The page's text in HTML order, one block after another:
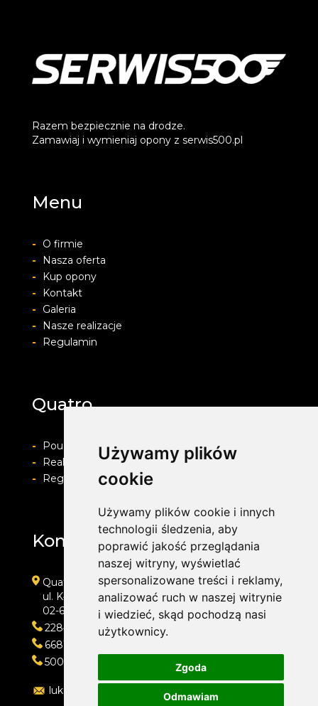
Używamy plików
cookie
Używamy plików cookie i innych
technologii śledzenia, aby
poprawić jakość przeglądania
naszej witryny, wyświetlać
spersonalizowane treści i reklamy,
analizować ruch w naszej witrynie
i wiedzieć, skąd pochodzą nasi
użytkownicy.
Zgoda
Odmawiam
Razem bezpiecznie na drodze.
Zamawiaj i wymieniaj opony z serwis500.pl
Menu
-
O firmie
-
Nasza oferta
-
Kup opony
-
Kontakt
-
Galeria
-
Nasze realizacje
-
Regulamin
Quatro
-
Pouczenie o prawie do odstapienia od umowy
-
Realizacja zamówienia i formy płatności
-
Regulamin i Polityka prywatności
Kontakt
Quatro
ul. Kłobucka 11
02-699 Warszawa
228473013
668118666
500202421
lukasz@quatro.warszawa.pl